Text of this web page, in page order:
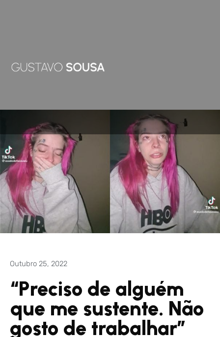
Outubro 25, 2022
“Preciso de alguém
que me sustente. Não
gosto de trabalhar”